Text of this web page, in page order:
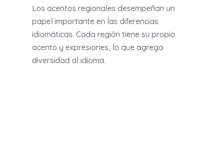
Los acentos regionales desempeñan un
papel importante en las diferencias
idiomáticas. Cada región tiene su propio
acento y expresiones, lo que agrega
diversidad al idioma.